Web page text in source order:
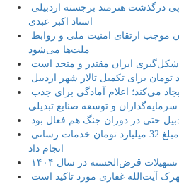
استاد اکبر عبدی
ملت‌ها می‌شود
ایران مقتدر و متحد است
سرمایه‌گذاران و توسعه صنایع تبدیلی
حتی در دوران جنگ هم فعال بود
انجام داد
آیت‌الله غفاری مورد تاکید است